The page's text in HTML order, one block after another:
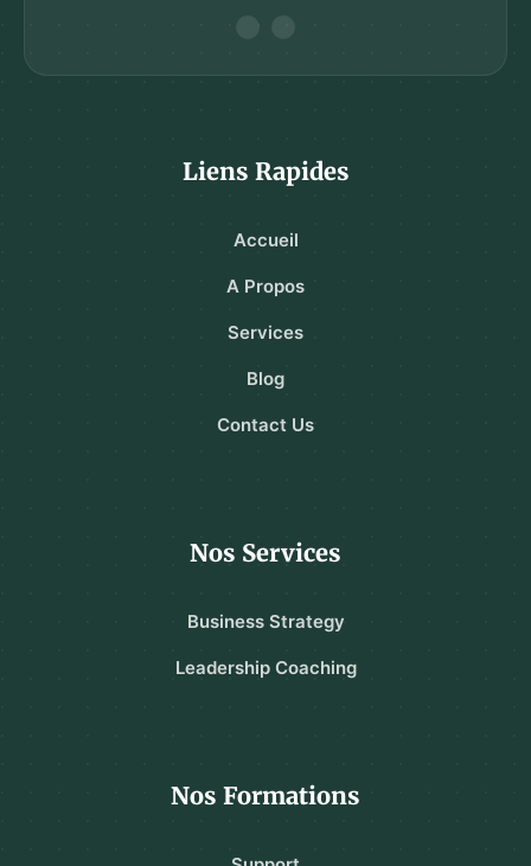
Liens Rapides
Accueil
A Propos
Services
Blog
Contact Us
Nos Services
Business Strategy
Leadership Coaching
Nos Formations